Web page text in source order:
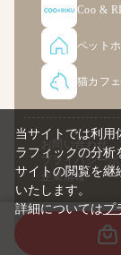
Coo &
ペット
猫カフェ
お問い合わせ
プライバシー
企業情報
当サイトでは利用
ラフィックの分析
サイトの閲覧を継
いたします。
詳細についてはプ